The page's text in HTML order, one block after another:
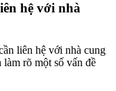
hệ với nhà
liên hệ với nhà cung
làm rõ một số vấn đề